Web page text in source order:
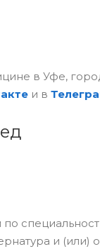
в Уфе,
и в
и (или)